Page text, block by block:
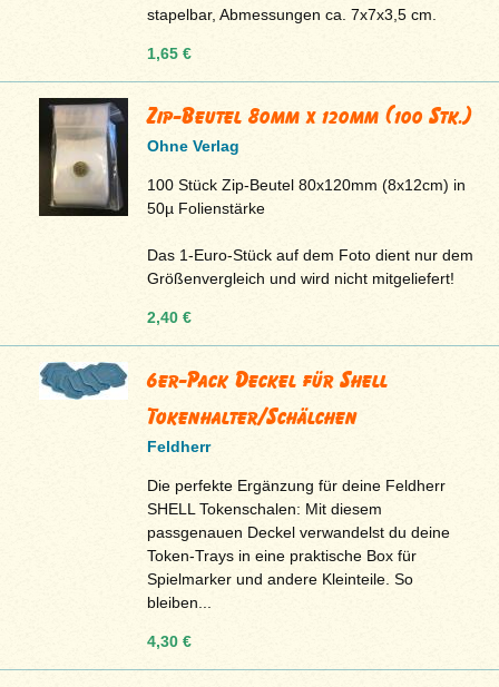
stapelbar, Abmessungen ca. 7x7x3,5 cm.
1,65 €
Zip-Beutel 80mm x 120mm (100 Stk.)
Ohne Verlag
100 Stück Zip-Beutel 80x120mm (8x12cm) in
50µ Folienstärke
Das 1-Euro-Stück auf dem Foto dient nur dem
Größenvergleich und wird nicht mitgeliefert!
2,40 €
6er-Pack Deckel für Shell
Tokenhalter/Schälchen
Feldherr
Die perfekte Ergänzung für deine Feldherr
SHELL Tokenschalen: Mit diesem
passgenauen Deckel verwandelst du deine
Token-Trays in eine praktische Box für
Spielmarker und andere Kleinteile. So
bleiben...
4,30 €